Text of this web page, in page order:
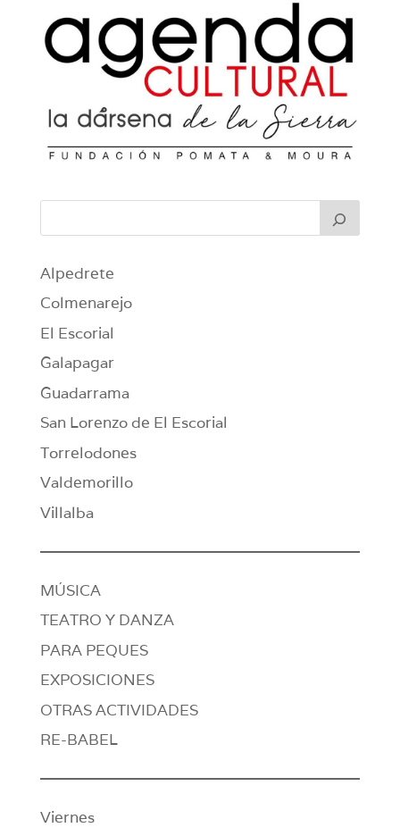
Alpedrete
Colmenarejo
El Escorial
Galapagar
Guadarrama
San Lorenzo de El Escorial
Torrelodones
Valdemorillo
Villalba
MÚSICA
TEATRO Y DANZA
PARA PEQUES
EXPOSICIONES
OTRAS ACTIVIDADES
RE-BABEL
Viernes